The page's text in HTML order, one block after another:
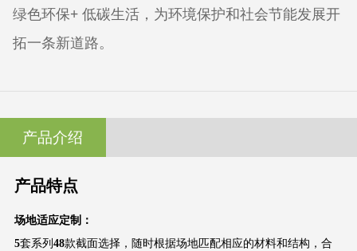
绿色环保+ 低碳生活，为环境保护和社会节能发展开
拓一条新道路。
产品介绍
产品特点
场地适应定制：
5套系列48款截面选择，随时根据场地匹配相应的材料和结构，合